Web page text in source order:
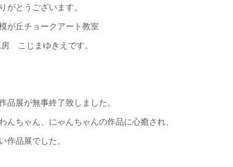
がとうございます。
が丘チョークアート教室
こじまゆきえです。
品展が無事終了致しました。
んちゃん、にゃんちゃんの作品に心癒され、
作品展でした。